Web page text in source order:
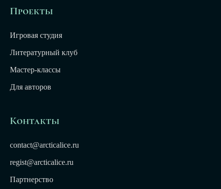
Проекты
Игровая студия
Литературный клуб
Мастер-классы
Для авторов
Контакты
contact@arcticalice.ru
regist@arcticalice.ru
Партнерство